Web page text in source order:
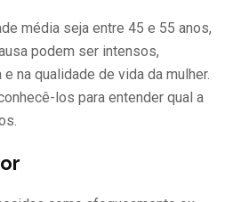
média seja entre 45 e 55 anos,
podem ser intensos,
na qualidade de vida da mulher.
los para entender qual a